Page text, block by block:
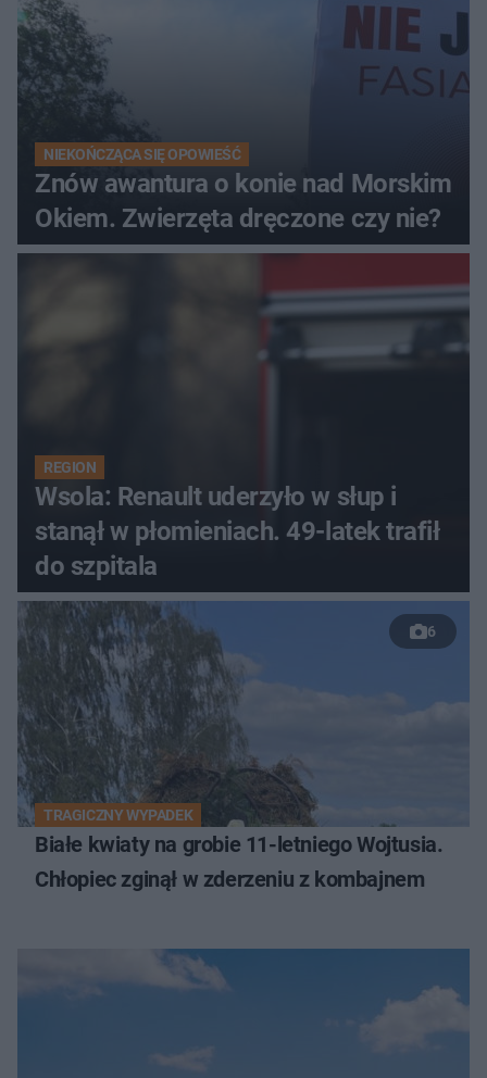
NIEKOŃCZĄCA SIĘ OPOWIEŚĆ
Znów awantura o konie nad Morskim
Okiem. Zwierzęta dręczone czy nie?
REGION
Wsola: Renault uderzyło w słup i
stanął w płomieniach. 49-latek trafił
do szpitala
6
TRAGICZNY WYPADEK
Białe kwiaty na grobie 11-letniego Wojtusia.
Chłopiec zginął w zderzeniu z kombajnem